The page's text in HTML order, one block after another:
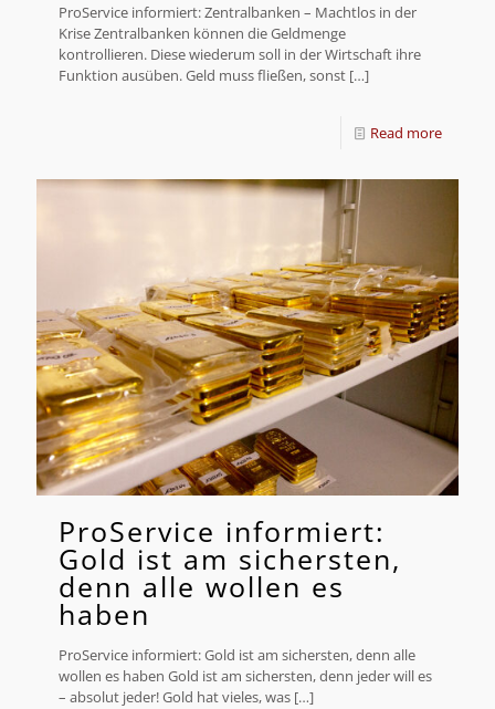
ProService informiert: Zentralbanken – Machtlos in der
Krise Zentralbanken können die Geldmenge
kontrollieren. Diese wiederum soll in der Wirtschaft ihre
Funktion ausüben. Geld muss fließen, sonst […]
Read more
ProService informiert:
Gold ist am sichersten,
denn alle wollen es
haben
ProService informiert: Gold ist am sichersten, denn alle
wollen es haben Gold ist am sichersten, denn jeder will es
– absolut jeder! Gold hat vieles, was […]